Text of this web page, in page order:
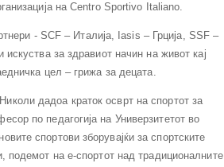
на Centro Sportivo Italiano.
- SCF – Италија, Iasis – Грција, SSF –
за здравиот начин на живот кај
цел – грижа за децата.
дадоа краток осврт на спортот за
по педагогија на Универзитетот во
спортови зборувајќи за спортските
подемот на е-спортот над традиционалните